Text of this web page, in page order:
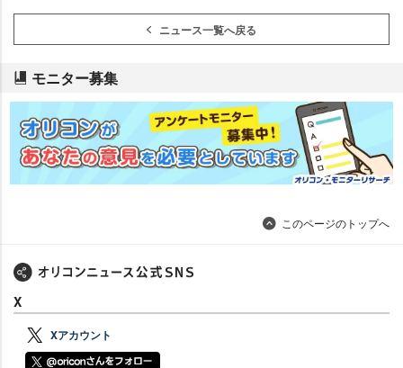
ニュース一覧へ戻る
モニター募集
このページのトップへ
X
Xアカウント